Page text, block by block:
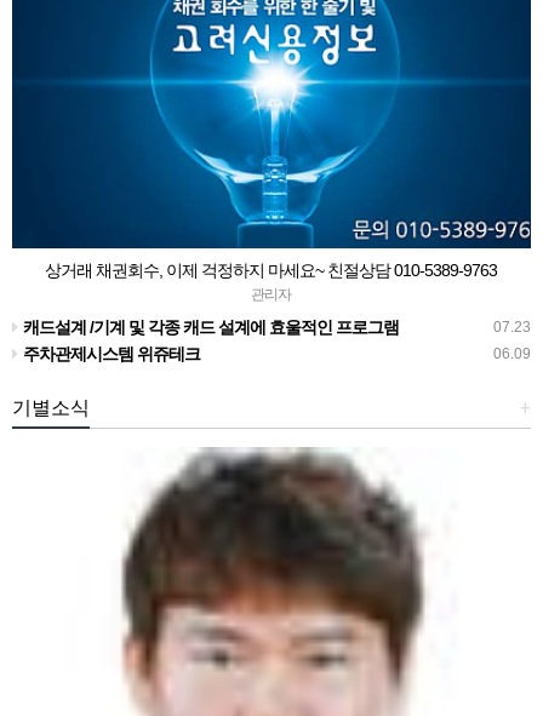
상거래 채권회수, 이제 걱정하지 마세요~ 친절상담 010-5389-9763
관리자
07.23
캐드설계 /기계 및 각종 캐드 설계에 효울적인 프로그램
06.09
주차관제시스템 위쥬테크
+
기별소식